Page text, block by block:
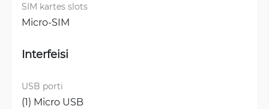
SIM kartes slots
Micro-SIM
Interfeisi
USB porti
(1) Micro USB